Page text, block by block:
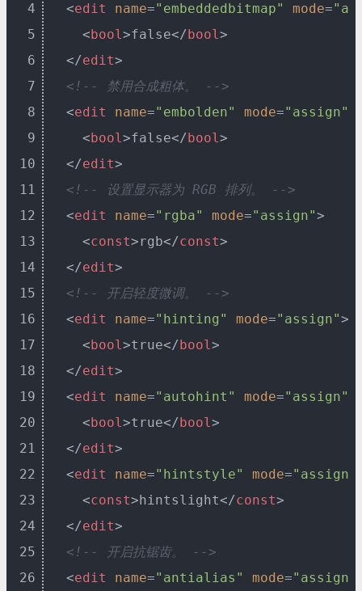
4
5
6
7
8
9
10
11
12
13
14
15
16
17
18
19
20
21
22
23
24
25
26
<edit name="embeddedbitmap" mode=
<bool>false</bool>
</edit>
<!-- 禁用合成粗体。 -->
<edit name="embolden" mode="assign"
<bool>false</bool>
</edit>
<!-- 设置显示器为 RGB 排列。 -->
<edit name="rgba" mode="assign">
<const>rgb</const>
</edit>
<!-- 开启轻度微调。 -->
<edit name="hinting" mode="assign">
<bool>true</bool>
</edit>
<edit name="autohint" mode="assign"
<bool>true</bool>
</edit>
<edit name="hintstyle" mode="assign"
<const>hintslight</const>
</edit>
<!-- 开启抗锯齿。 -->
<edit name="antialias" mode="assign"